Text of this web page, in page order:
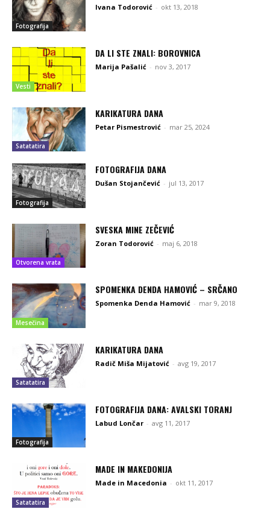
Fotografija
Ivana Todorović - okt 13, 2018
Vesti
DA LI STE ZNALI: BOROVNICA
Marija Pašalić - nov 3, 2017
Satatatira
KARIKATURA DANA
Petar Pismestrović - mar 25, 2024
Fotografija
FOTOGRAFIJA DANA
Dušan Stojančević - jul 13, 2017
Otvorena vrata
SVESKA MINE ZEČEVIĆ
Zoran Todorović - maj 6, 2018
Mesečina
SPOMENKA DENDA HAMOVIĆ – SRČANO
Spomenka Denda Hamović - mar 9, 2018
Satatatira
KARIKATURA DANA
Radič Miša Mijatović - avg 19, 2017
Fotografija
FOTOGRAFIJA DANA: AVALSKI TORANJ
Labud Lončar - avg 11, 2017
Satatatira
MADE IN MAKEDONIJA
Made in Macedonia - okt 11, 2017